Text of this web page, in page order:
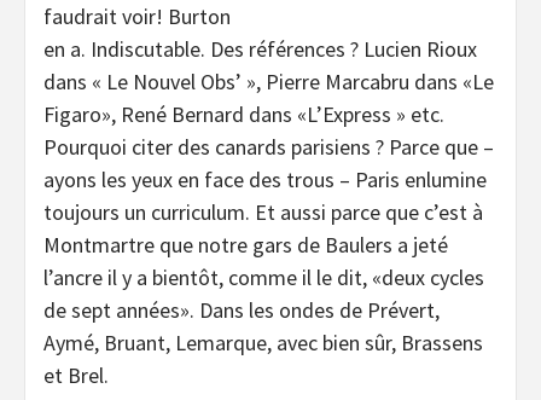
faudrait voir! Burton
en a. Indiscutable. Des références ? Lucien Rioux
dans « Le Nouvel Obs’ », Pierre Marcabru dans «Le
Figaro», René Bernard dans «L’Express » etc.
Pourquoi citer des canards parisiens ? Parce que –
ayons les yeux en face des trous – Paris enlumine
toujours un curriculum. Et aussi parce que c’est à
Montmartre que notre gars de Baulers a jeté
l’ancre il y a bientôt, comme il le dit, «deux cycles
de sept années». Dans les ondes de Prévert,
Aymé, Bruant, Lemarque, avec bien sûr, Brassens
et Brel.